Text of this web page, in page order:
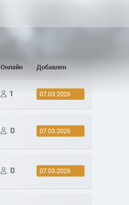
Онлайн Добавлен
1 07.03.2026
0 07.03.2026
0 07.03.2026